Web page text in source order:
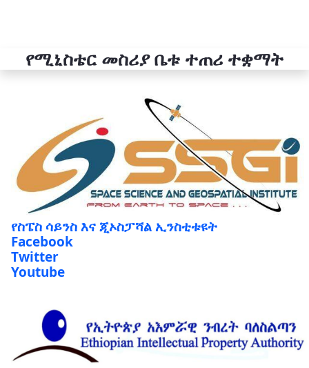
የሚኒስቴር መስሪያ ቤቱ ተጠሪ ተቋማት
የስፔስ ሳይንስ እና ጂኦስፓሻል ኢንስቲቱዩት
Facebook
Twitter
Youtube